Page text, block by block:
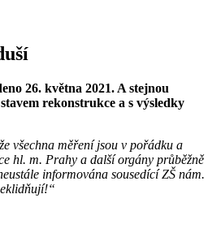
26. května 2021. A stejnou
rekonstrukce a s výsledky
všechna měření jsou v pořádku a
hl. m. Prahy a další orgány průběžně
informována sousedící ZŠ nám.